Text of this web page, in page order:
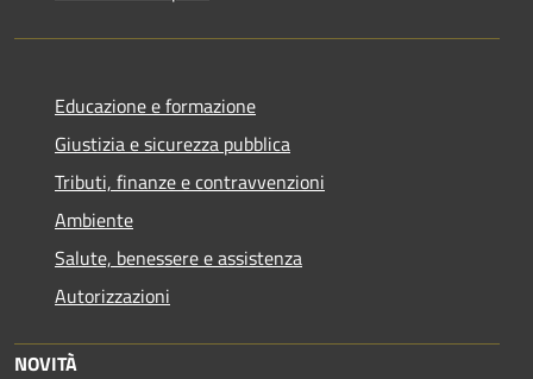
Educazione e formazione
Giustizia e sicurezza pubblica
Tributi, finanze e contravvenzioni
Ambiente
Salute, benessere e assistenza
Autorizzazioni
NOVITÀ